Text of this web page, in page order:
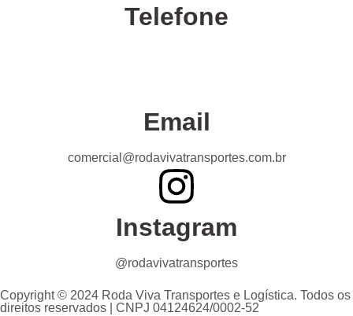
Telefone
Email
comercial@rodavivatransportes.com.br
Instagram
@rodavivatransportes
Copyright © 2024 Roda Viva Transportes e Logística. Todos os
direitos reservados | CNPJ 04124624/0002-52